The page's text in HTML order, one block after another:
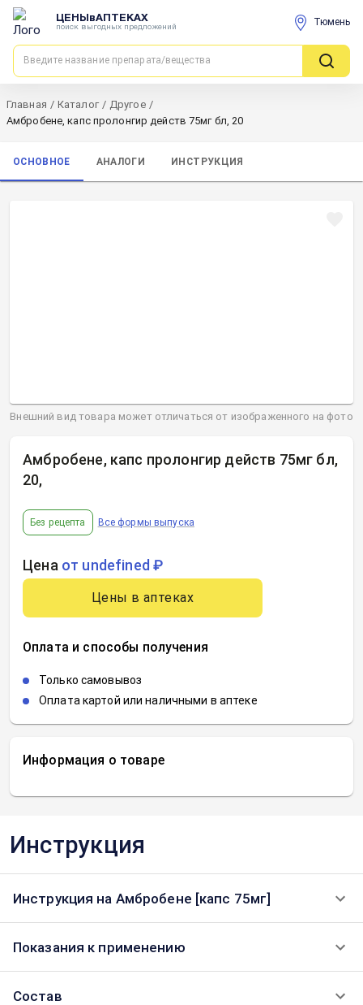
ЦЕНЫвАПТЕКАХ
поиск выгодных предложений Тюмень
Главная / Каталог / Другое /
Амбробене, капс пролонгир действ 75мг бл, 20
ОСНОВНОЕ АНАЛОГИ ИНСТРУКЦИЯ
Информация о товаре
Амбробене, капс пролонгир действ 75мг бл,
20,
Без рецепта Все формы выпуска
Цена от undefined ₽
Цены в аптеках
Оплата и способы получения
Только самовывоз
Оплата картой или наличными в аптеке
Внешний вид товара может отличаться от изображенного на фото
Инструкция
Инструкция на Амбробене [капс 75мг]
Показания к применению
Состав